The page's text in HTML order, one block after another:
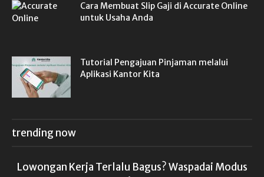
Cara Membuat Slip Gaji di Accurate Online
untuk Usaha Anda
Tutorial Pengajuan Pinjaman melalui
Aplikasi Kantor Kita
trending now
Lowongan Kerja Terlalu Bagus? Waspadai Modus